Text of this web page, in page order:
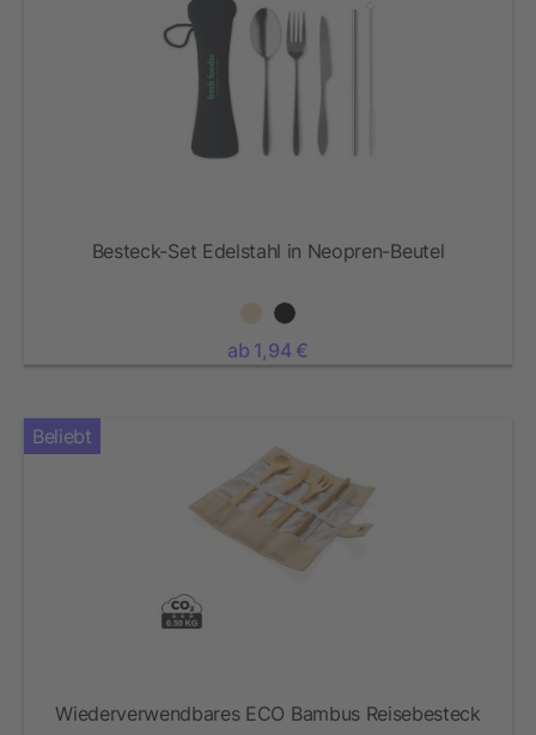
Besteck-Set Edelstahl in Neopren-Beutel
ab 1,94 €
Beliebt
Wiederverwendbares ECO Bambus Reisebesteck